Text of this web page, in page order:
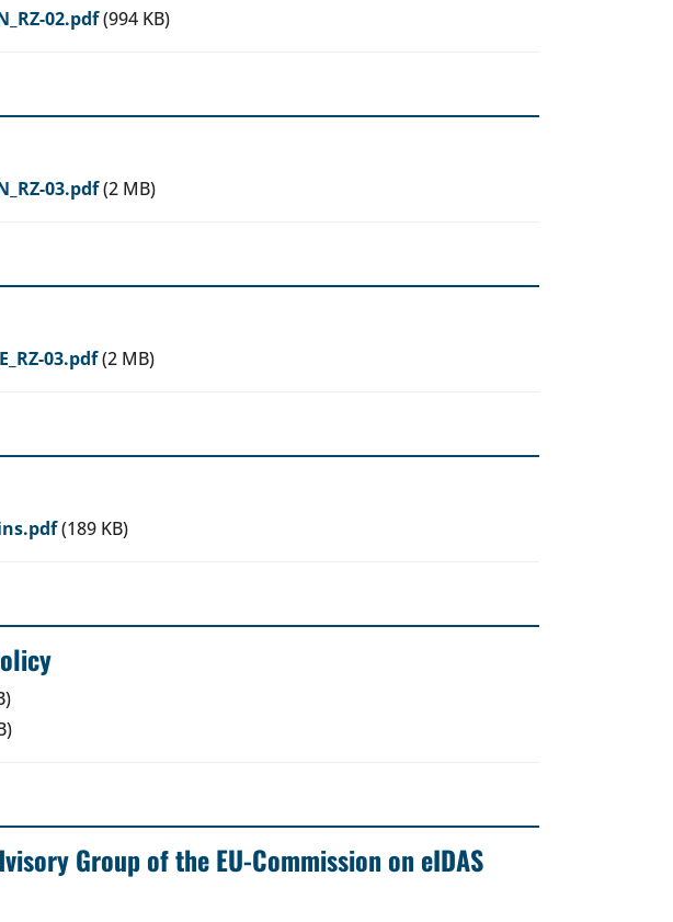
02.pdf(994 KB)
03.pdf(2 MB)
03.pdf(2 MB)
(189 KB)
Group of the EU-Commission on eIDAS